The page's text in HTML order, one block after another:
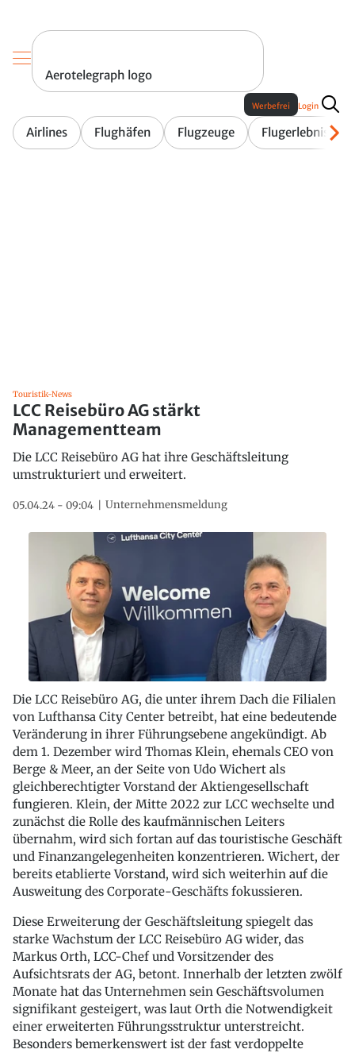
Aerotelegraph logo
Airlines Flughäfen Flugzeuge Flugerlebnis
Werbefrei Login
Touristik-News
LCC Reisebüro AG stärkt
Managementteam
Die LCC Reisebüro AG hat ihre Geschäftsleitung
umstrukturiert und erweitert.
05.04.24 - 09:04 Unternehmensmeldung
Die LCC Reisebüro AG, die unter ihrem Dach die Filialen
von Lufthansa City Center betreibt, hat eine bedeutende
Veränderung in ihrer Führungsebene angekündigt. Ab
dem 1. Dezember wird Thomas Klein, ehemals CEO von
Berge & Meer, an der Seite von Udo Wichert als
gleichberechtigter Vorstand der Aktiengesellschaft
fungieren. Klein, der Mitte 2022 zur LCC wechselte und
zunächst die Rolle des kaufmännischen Leiters
übernahm, wird sich fortan auf das touristische Geschäft
und Finanzangelegenheiten konzentrieren. Wichert, der
bereits etablierte Vorstand, wird sich weiterhin auf die
Ausweitung des Corporate-Geschäfts fokussieren.
Diese Erweiterung der Geschäftsleitung spiegelt das
starke Wachstum der LCC Reisebüro AG wider, das
Markus Orth, LCC-Chef und Vorsitzender des
Aufsichtsrats der AG, betont. Innerhalb der letzten zwölf
Monate hat das Unternehmen sein Geschäftsvolumen
signifikant gesteigert, was laut Orth die Notwendigkeit
einer erweiterten Führungsstruktur unterstreicht.
Besonders bemerkenswert ist der fast verdoppelte